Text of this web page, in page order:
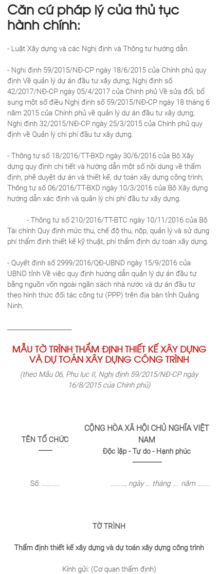
Căn cứ pháp lý của thủ tục
hành chính:
- Luật Xây dựng và các Nghị định và Thông tư hướng dẫn.
- Nghị định 59/2015/NĐ-CP ngày 18/6/2015 của Chính phủ quy
định Về quản lý dự án đầu tư xây dựng; Nghị định số
42/2017/NĐ-CP ngày 05/4/2017 của Chính phủ Về sửa đổi, bổ
sung một số điều Nghị định số 59/2015/NĐ-CP ngày 18 tháng 6
năm 2015 của Chính phủ về quản lý dự án đầu tư xây dựng;
Nghị định 32/2015/NĐ-CP ngày 25/3/2015 của Chính phủ quy
định về Quản lý chi phí đầu tư xây dựng.
- Thông tư số 18/2016/TT-BXD ngày 30/6/2016 của Bộ Xây
dựng quy định chi tiết và hướng dẫn một số nội dung về thẩm
định, phê duyệt dự án và thiết kế, dự toán xây dựng công trình;
Thông tư số 06/2016/TT-BXD ngày 10/3/2016 của Bộ Xây dựng
hướng dẫn xác định và quản lý chi phí đầu tư xây dựng.
- Thông tư số 210/2016/TT-BTC ngày 10/11/2016 của Bộ
Tài chính Quy định mức thu, chế độ thu, nộp, quản lý và sử dụng
phí thẩm định thiết kế kỹ thuật, phí thẩm định dự toán xây dựng.
- Quyết định số 2999/2016/QĐ-UBND ngày 15/9/2016 của
UBND tỉnh Về việc quy định hướng dẫn quản lý dự án đầu tư
bằng nguồn vốn ngoài ngân sách nhà nước và dự án đầu tư
theo hình thức đối tác công tư (PPP) trên địa bàn tỉnh Quảng
Ninh.
MẪU TỜ TRÌNH THẨM ĐỊNH THIẾT KẾ XÂY DỰNG
VÀ DỰ TOÁN XÂY DỰNG CÔNG TRÌNH
(theo Mẫu 06, Phụ lục II, Nghị định 59/2015/NĐ-CP ngày
16/8/2015 của Chính phủ)
TÊN TỔ CHỨC
-------
CỘNG HÒA XÃ HỘI CHỦ NGHĨA VIỆT
NAM
Độc lập - Tự do - Hạnh phúc
---------------
Số: ……….. ………, ngày … tháng…. năm ……..
TỜ TRÌNH
Thẩm định thiết kế xây dựng và dự toán xây dựng công trình
Kính gửi: (Cơ quan thẩm định)